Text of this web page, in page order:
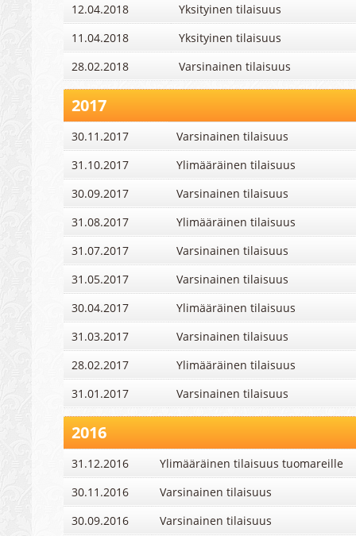
12.04.2018
Yksityinen tilaisuus
11.04.2018
Yksityinen tilaisuus
28.02.2018
Varsinainen tilaisuus
2017
30.11.2017
Varsinainen tilaisuus
31.10.2017
Ylimääräinen tilaisuus
30.09.2017
Varsinainen tilaisuus
31.08.2017
Ylimääräinen tilaisuus
31.07.2017
Varsinainen tilaisuus
31.05.2017
Varsinainen tilaisuus
30.04.2017
Ylimääräinen tilaisuus
31.03.2017
Varsinainen tilaisuus
28.02.2017
Ylimääräinen tilaisuus
31.01.2017
Varsinainen tilaisuus
2016
31.12.2016
Ylimääräinen tilaisuus tuomareille
30.11.2016
Varsinainen tilaisuus
30.09.2016
Varsinainen tilaisuus